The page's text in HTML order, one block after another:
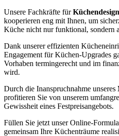
Unsere Fachkräfte fürKüchendesign
kooperieren eng mit Ihnen, um
Küche nicht nur funktional, sondern
Dank unserer effizienten
Engagement für Küchen-Upgrades
Vorhaben termingerecht und im
wird.
Durch die Inanspruchnahme unseres
profitieren Sie von unserem
Gewissheit eines Festpreisangebots.
Füllen Sie jetzt unser Online-
gemeinsam Ihre Küchenträume